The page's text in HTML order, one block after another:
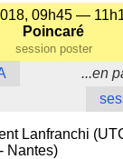
09h45 —
Poincaré
session poster
...en
Lanfranchi
Nantes)